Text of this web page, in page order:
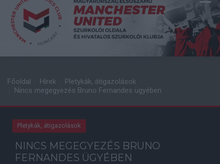
Főoldal Hírek
Pletykák, átigazolások
Nincs megegyezés Bruno Fernandes ügyében
Pletykák, átigazolások
NINCS MEGEGYEZÉS BRUNO
FERNANDES ÜGYÉBEN